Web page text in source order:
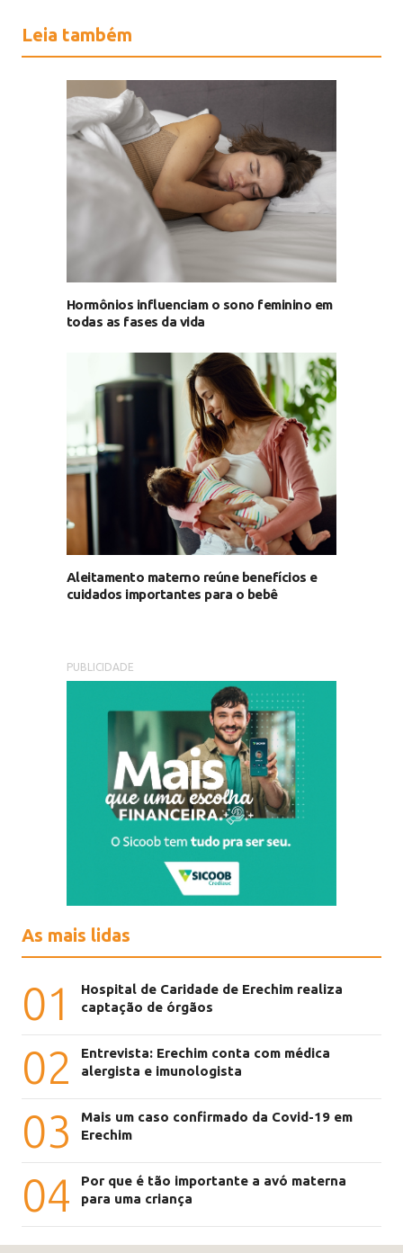
Leia também
Hormônios influenciam o sono feminino em
todas as fases da vida
Aleitamento materno reúne benefícios e
cuidados importantes para o bebê
PUBLICIDADE
As mais lidas
01
Hospital de Caridade de Erechim realiza
captação de órgãos
02
Entrevista: Erechim conta com médica
alergista e imunologista
03
Mais um caso confirmado da Covid-19 em
Erechim
04
Por que é tão importante a avó materna
para uma criança